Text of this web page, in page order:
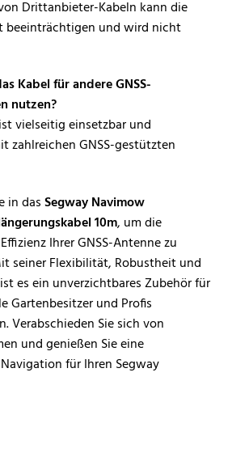
Drittanbieter-Kabeln kann die
beeinträchtigen und wird nicht
Kabel für andere GNSS-
nutzen?
vielseitig einsetzbar und
zahlreichen GNSS-gestützten
in dasSegway Navimow
10m, um die
Ihrer GNSS-Antenne zu
seiner Flexibilität, Robustheit und
es ein unverzichtbares Zubehör für
Gartenbesitzer und Profis
Verabschieden Sie sich von
und genießen Sie eine
für Ihren Segway